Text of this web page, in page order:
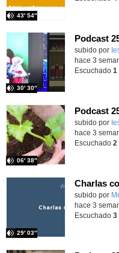
43′ 54″
subido por
30′ 30″
hace 3
Escuchado 1
Podcast
subido por
06′ 38″
hace 3
Escuchado 2
subido por
29′ 03″
hace 3
Escuchado 3